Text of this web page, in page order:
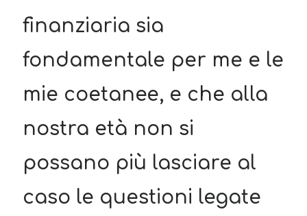
sclerosi multipla
sclerosi multipla
michela su Del 2023 e di come la mia famiglia sta affrontando la
Guya su Del 2023 e di come la mia famiglia sta affrontando la
Cerca nel blog
finanziaria sia
fondamentale per me e le
mie coetanee, e che alla
nostra età non si
possano più lasciare al
caso le questioni legate